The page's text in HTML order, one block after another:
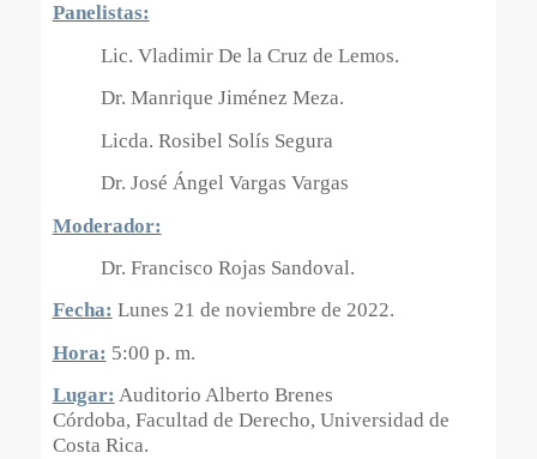
Panelistas:
Lic. Vladimir De la Cruz de Lemos.
Dr. Manrique Jiménez Meza.
Licda. Rosibel Solís Segura
Dr. José Ángel Vargas Vargas
Moderador:
Dr. Francisco Rojas Sandoval.
Fecha: Lunes 21 de noviembre de 2022.
Hora: 5:00 p. m.
Lugar: Auditorio Alberto Brenes
Córdoba, Facultad de Derecho, Universidad de
Costa Rica.